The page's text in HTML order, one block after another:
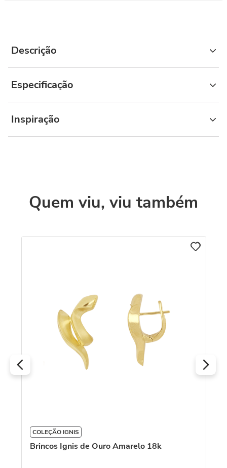
Descrição
Especificação
Inspiração
Quem viu, viu também
COLEÇÃO IGNIS
Brincos Ignis de Ouro Amarelo 18k